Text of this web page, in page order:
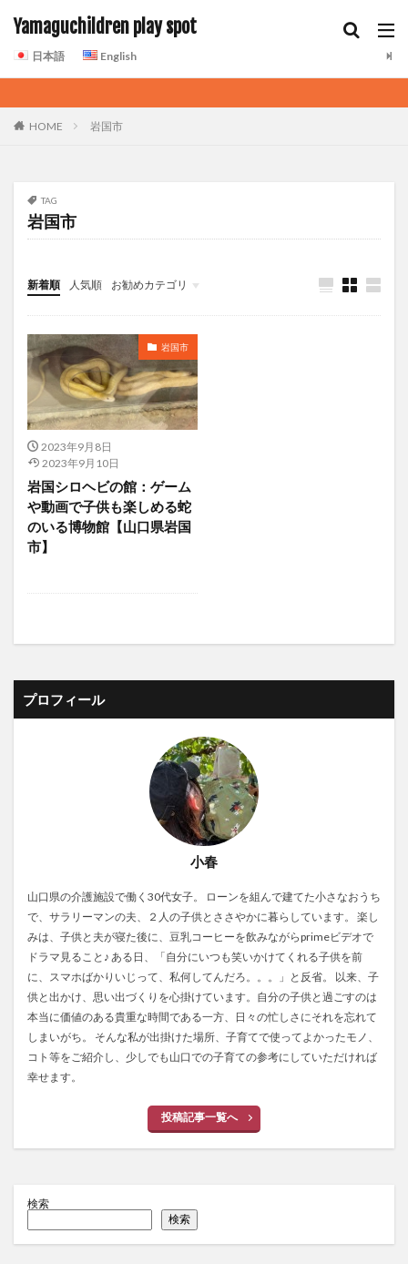
Yamaguchildren play spot
日本語 English
HOME 岩国市
TAG
岩国市
新着順 人気順 お勧めカテゴリ
岩国市
2023年9月8日
2023年9月10日
岩国シロヘビの館：ゲーム
や動画で子供も楽しめる蛇
のいる博物館【山口県岩国
市】
プロフィール
小春
山口県の介護施設で働く30代女子。 ローンを組んで建てた小さなおうち
で、サラリーマンの夫、２人の子供とささやかに暮らしています。 楽し
みは、子供と夫が寝た後に、豆乳コーヒーを飲みながらprimeビデオで
ドラマ見ること♪ ある日、「自分にいつも笑いかけてくれる子供を前
に、スマホばかりいじって、私何してんだろ。。。」と反省。 以来、子
供と出かけ、思い出づくりを心掛けています。自分の子供と過ごすのは
本当に価値のある貴重な時間である一方、日々の忙しさにそれを忘れて
しまいがち。 そんな私が出掛けた場所、子育てで使ってよかったモノ、
コト等をご紹介し、少しでも山口での子育ての参考にしていただければ
幸せます。
投稿記事一覧へ
検索
検索